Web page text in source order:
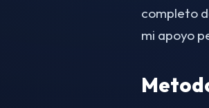
completo
mi apoyo